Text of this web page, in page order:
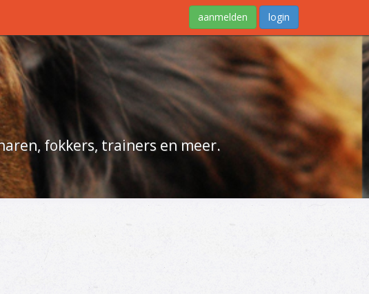
fokkers, trainers en meer.
aanmelden login